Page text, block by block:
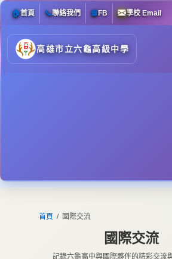
🏠首頁 📞聯絡我們 📘FB 學校 Email
高雄市立六龜高級中學
首頁 國際交流
國際交流
記錄六龜高中與國際夥伴的精彩交流